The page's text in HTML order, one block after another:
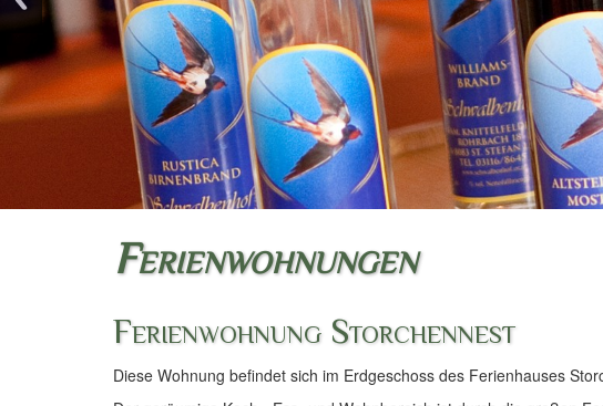
Ferienwohnungen
Ferienwohnung Storchennest
Diese Wohnung befindet sich im Erdgeschoss des Ferienhauses